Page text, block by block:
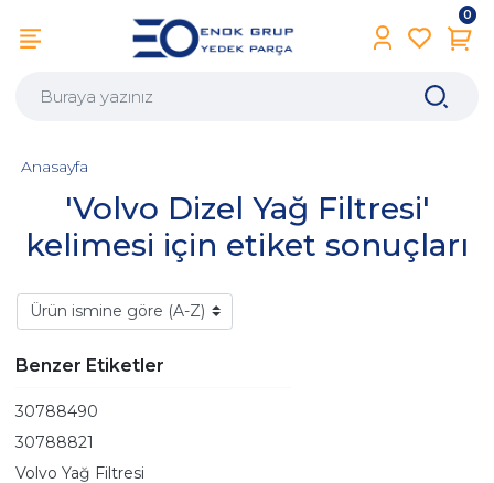
0
'Volvo Dizel Yağ Filtresi'
kelimesi için etiket sonuçları
Anasayfa
Benzer Etiketler
30788490
30788821
Volvo Yağ Filtresi